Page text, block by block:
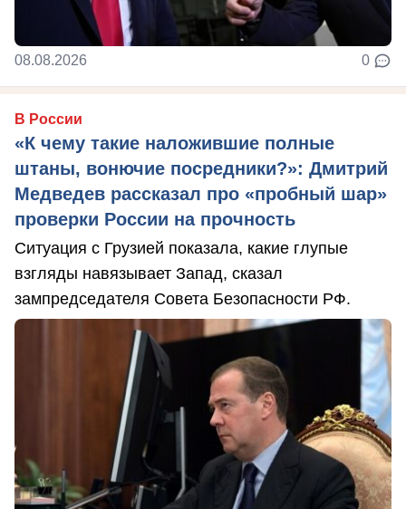
08.08.2026 0
В России
«К чему такие наложившие полные
штаны, вонючие посредники?»: Дмитрий
Медведев рассказал про «пробный шар»
проверки России на прочность
Ситуация с Грузией показала, какие глупые
взгляды навязывает Запад, сказал
зампредседателя Совета Безопасности РФ.